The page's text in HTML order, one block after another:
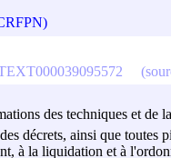
des techniques et de
décrets, ainsi que toutes
à la liquidation et à